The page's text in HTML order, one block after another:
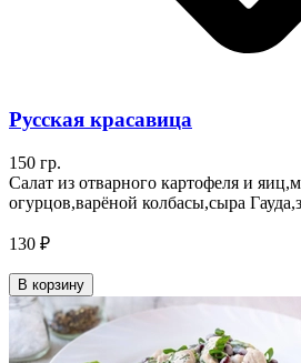
Русская красавица
150 гр.
Салат из отварного картофеля и
огурцов,варёной колбасы,сыра
130 ₽
В корзину